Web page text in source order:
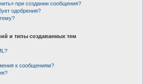
при создании сообщения?
одобрения?
и типы создаваемых тем
к сообщениям?